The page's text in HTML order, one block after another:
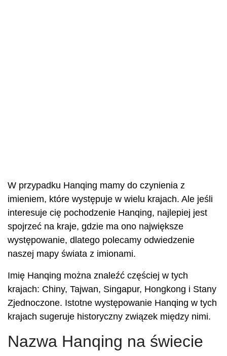
W przypadku Hanqing mamy do czynienia z
imieniem, które występuje w wielu krajach. Ale jeśli
interesuje cię pochodzenie Hanqing, najlepiej jest
spojrzeć na kraje, gdzie ma ono największe
występowanie, dlatego polecamy odwiedzenie
naszej mapy świata z imionami.
Imię Hanqing można znaleźć częściej w tych
krajach: Chiny, Tajwan, Singapur, Hongkong i Stany
Zjednoczone. Istotne występowanie Hanqing w tych
krajach sugeruje historyczny związek między nimi.
Nazwa Hanqing na świecie